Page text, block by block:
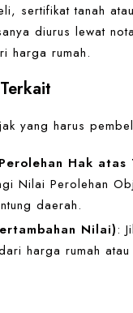
sertifikat tanah
diurus lewat
harga rumah.
yang harus
Hak atas
Nilai Perolehan
daerah.
Nilai):
harga rumah